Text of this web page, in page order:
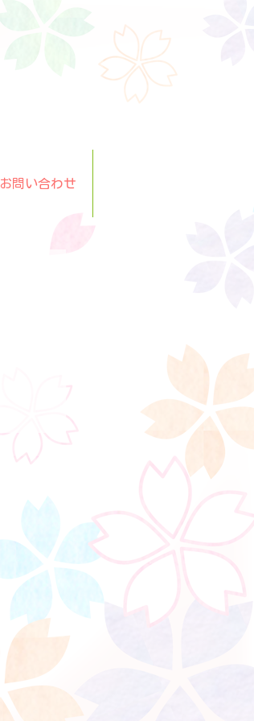
お問い合わせ